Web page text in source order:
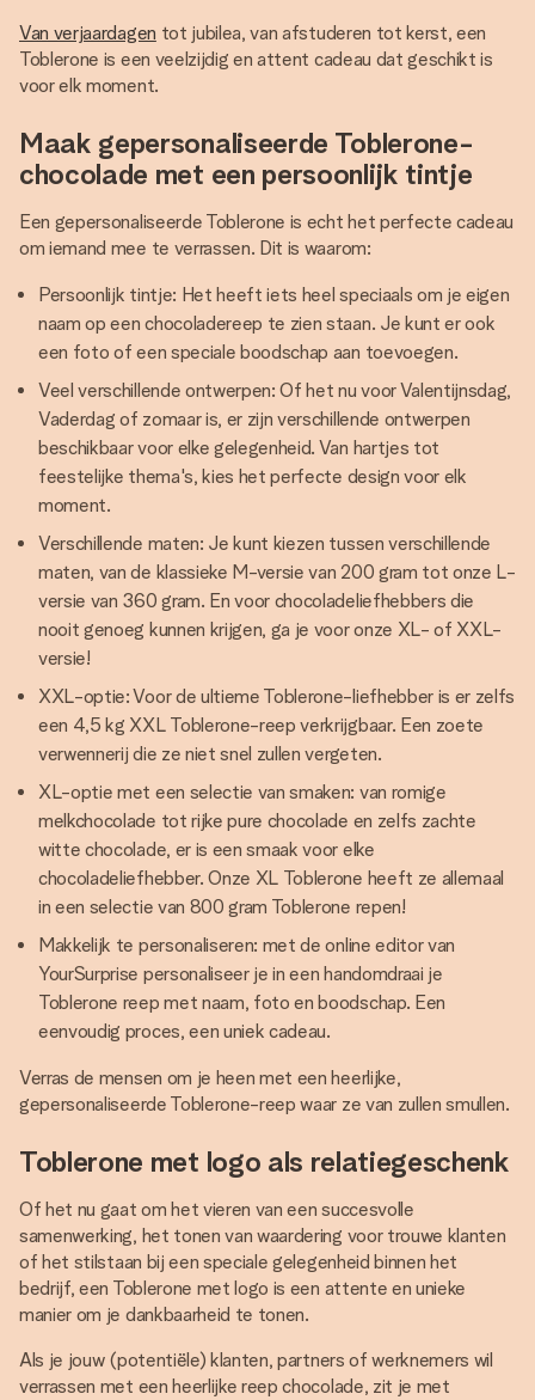
Van verjaardagen tot jubilea, van afstuderen tot kerst, een
Toblerone is een veelzijdig en attent cadeau dat geschikt is
voor elk moment.
Maak gepersonaliseerde Toblerone-
chocolade met een persoonlijk tintje
Een gepersonaliseerde Toblerone is echt het perfecte cadeau
om iemand mee te verrassen. Dit is waarom:
Persoonlijk tintje: Het heeft iets heel speciaals om je eigen
naam op een chocoladereep te zien staan. Je kunt er ook
een foto of een speciale boodschap aan toevoegen.
Veel verschillende ontwerpen: Of het nu voor Valentijnsdag,
Vaderdag of zomaar is, er zijn verschillende ontwerpen
beschikbaar voor elke gelegenheid. Van hartjes tot
feestelijke thema's, kies het perfecte design voor elk
moment.
Verschillende maten: Je kunt kiezen tussen verschillende
maten, van de klassieke M-versie van 200 gram tot onze L-
versie van 360 gram. En voor chocoladeliefhebbers die
nooit genoeg kunnen krijgen, ga je voor onze XL- of XXL-
versie!
XXL-optie: Voor de ultieme Toblerone-liefhebber is er zelfs
een 4,5 kg XXL Toblerone-reep verkrijgbaar. Een zoete
verwennerij die ze niet snel zullen vergeten.
XL-optie met een selectie van smaken: van romige
melkchocolade tot rijke pure chocolade en zelfs zachte
witte chocolade, er is een smaak voor elke
chocoladeliefhebber. Onze XL Toblerone heeft ze allemaal
in een selectie van 800 gram Toblerone repen!
Makkelijk te personaliseren: met de online editor van
YourSurprise personaliseer je in een handomdraai je
Toblerone reep met naam, foto en boodschap. Een
eenvoudig proces, een uniek cadeau.
Verras de mensen om je heen met een heerlijke,
gepersonaliseerde Toblerone-reep waar ze van zullen smullen.
Toblerone met logo als relatiegeschenk
Of het nu gaat om het vieren van een succesvolle
samenwerking, het tonen van waardering voor trouwe klanten
of het stilstaan bij een speciale gelegenheid binnen het
bedrijf, een Toblerone met logo is een attente en unieke
manier om je dankbaarheid te tonen.
Als je jouw (potentiële) klanten, partners of werknemers wil
verrassen met een heerlijke reep chocolade, zit je met